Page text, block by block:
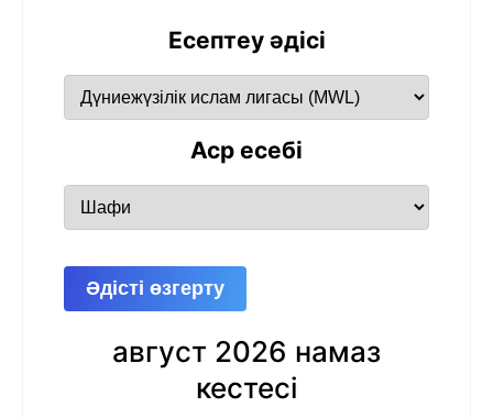
Есептеу әдісі
Аср есебі
Әдісті өзгерту
август 2026 намаз
кестесі